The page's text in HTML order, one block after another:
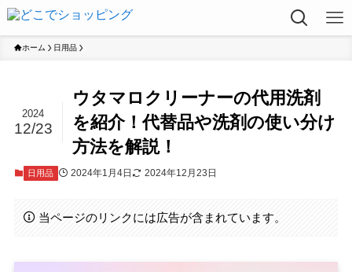
ホーム 日用品
ウタマロクリーナーの代用洗剤
を紹介！代替品や洗剤の使い分け
方法を解説！
2024
12/23
日用品 2024年1月4日 2024年12月23日
当ページのリンクには広告が含まれています。